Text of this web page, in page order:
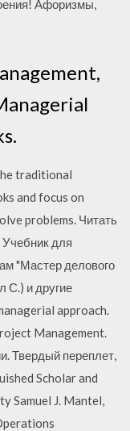
Афоризмы,
traditional
and focus on
problems. Читать
Учебник для
"Мастер делового
С.) и другие
approach.
Management.
Твердый переплет,
Scholar and
Samuel J. Mantel,